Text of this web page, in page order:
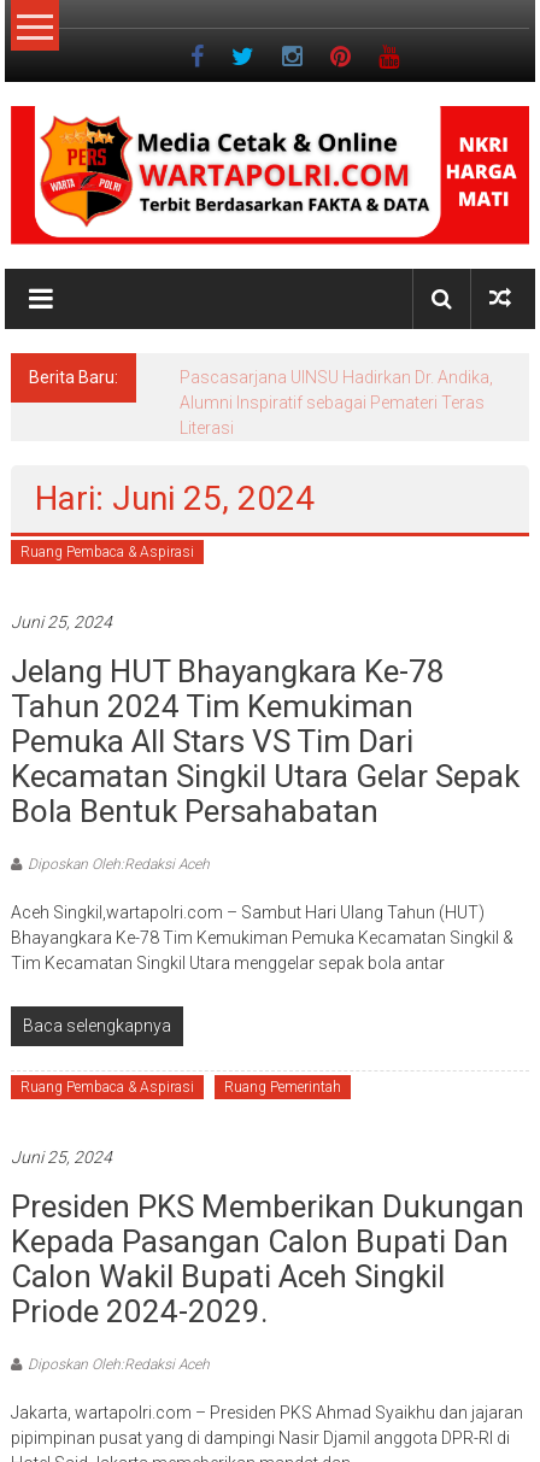
Lompat
ke
NKRI
Jurnalisme
Berita Baru:
Pascasarjana UINSU Hadirkan Dr. Andika,
Alumni Inspiratif sebagai Pemateri Teras
Literasi
Hari: Juni 25, 2024
Ruang Pembaca & Aspirasi
Juni 25, 2024
Jelang HUT Bhayangkara Ke-78
Tahun 2024 Tim Kemukiman
Pemuka All Stars VS Tim Dari
Kecamatan Singkil Utara Gelar Sepak
Bola Bentuk Persahabatan
Diposkan Oleh:Redaksi Aceh
Aceh Singkil,wartapolri.com – Sambut Hari Ulang Tahun (HUT)
Bhayangkara Ke-78 Tim Kemukiman Pemuka Kecamatan Singkil &
Tim Kecamatan Singkil Utara menggelar sepak bola antar
Baca selengkapnya
Ruang Pembaca & Aspirasi Ruang Pemerintah
Juni 25, 2024
Presiden PKS Memberikan Dukungan
Kepada Pasangan Calon Bupati Dan
Calon Wakil Bupati Aceh Singkil
Priode 2024-2029.
Diposkan Oleh:Redaksi Aceh
Jakarta, wartapolri.com – Presiden PKS Ahmad Syaikhu dan jajaran
pipimpinan pusat yang di dampingi Nasir Djamil anggota DPR-RI di